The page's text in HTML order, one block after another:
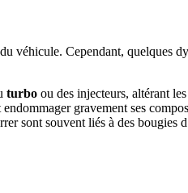
véhicule. Cependant,
turbo ou des injecteurs, altérant
gravement ses
sont souvent liés à des bougies